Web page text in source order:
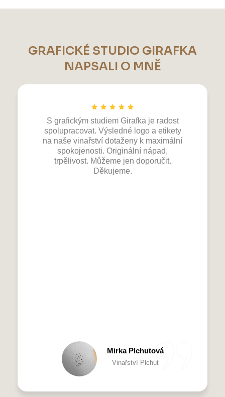
GRAFICKÉ STUDIO GIRAFKA
NAPSALI O MNĚ
S grafickým studiem Girafka je radost
spolupracovat. Výsledné logo a etikety
na naše vinařství dotaženy k maximální
spokojenosti. Originální nápad,
trpělivost. Můžeme jen doporučit.
Děkujeme.
Mirka Plchutová
Vinařství Plchut